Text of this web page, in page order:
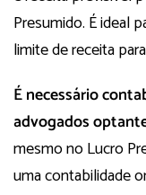
Presumido. É ideal
limite de receita
É necessário
advogados
mesmo no Lucro
uma contabilidade